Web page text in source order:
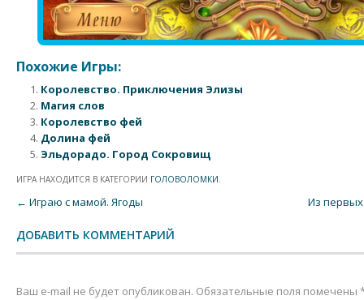
Похожие Игры:
Королевство. Приключения Элизы
Магия слов
Королевство фей
Долина фей
Эльдорадо. Город Сокровищ
ИГРА НАХОДИТСЯ В КАТЕГОРИИ ГОЛОВОЛОМКИ.
Post navigation
← Играю с мамой. Ягоды Из
ДОБАВИТЬ КОММЕНТАРИЙ
Ваш e-mail не будет опубликован. Обязательные поля помечены